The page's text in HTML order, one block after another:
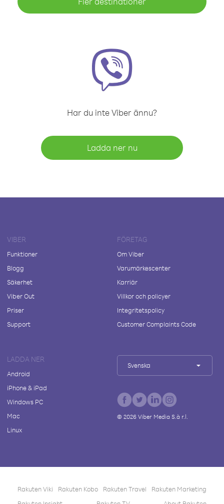
Har du inte Viber ännu?
Ladda ner nu
VIBER
Funktioner
Blogg
Säkerhet
Viber Out
Priser
Support
FÖRETAG
Om Viber
Varumärkescenter
Karriär
Villkor och policyer
Integritetspolicy
Customer Complaints Code
LADDA NER
Android
iPhone & iPad
Windows PC
Mac
Linux
Svenska
© 2026Viber Media S.à r.l.
Rakuten Viki Rakuten Kobo Rakuten Travel
Rakuten Marketing